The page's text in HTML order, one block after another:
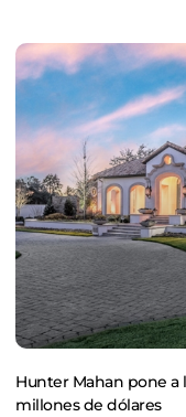
Hunter Mahan pone a
millones de dólares